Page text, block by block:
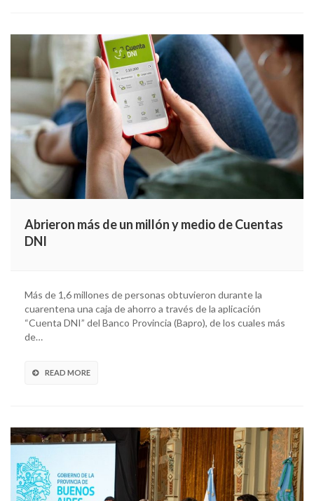
Abrieron más de un millón y medio de Cuentas
DNI
Más de 1,6 millones de personas obtuvieron durante la
cuarentena una caja de ahorro a través de la aplicación
“Cuenta DNI” del Banco Provincia (Bapro), de los cuales más
de…
READ MORE